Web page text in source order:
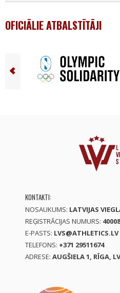
OFICIĀLIE ATBALSTĪTĀJI
KONTAKTI:
NOSAUKUMS: LATVIJAS
REĢISTRĀCIJAS NUMURS:
E-PASTS: LVS@ATHLETICS.LV
TELEFONS: +371 29511674
ADRESE: AUGŠIELA 1, RĪGA,